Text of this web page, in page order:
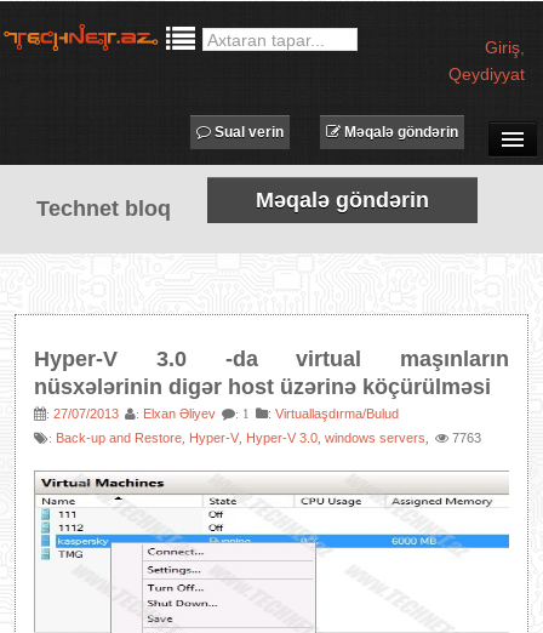
Giriş
Qeydiyyat
SUAL-CAVAB
TECHNET TV
MƏQALƏLƏR
PROQRAMLAR
AVADANLIQLAR
XƏBƏRLƏR
Məqalə göndərin
Sual verin
Technet bloq Məqalə göndərin
Hyper-V 3.0 -da virtual maşınların
nüsxələrinin digər host üzərinə köçürülməsi
: 27/07/2013 : Elxan Əliyev : 1 : Virtuallaşdırma/Bulud
: Back-up and Restore Hyper-V Hyper-V 3.0 windows servers 7763